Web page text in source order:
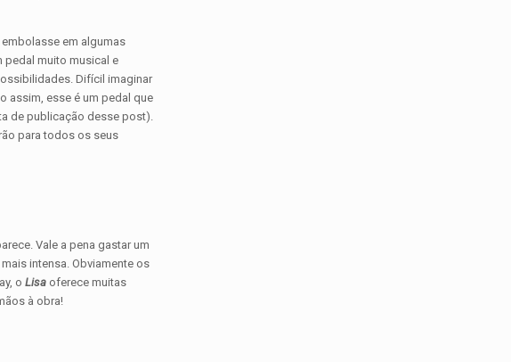
em algumas
pedal muito musical e
Difícil imaginar
assim, esse é um pedal que
de publicação desse post).
para todos os seus
Vale a pena gastar um
intensa. Obviamente os
o Lisa oferece muitas
à obra!